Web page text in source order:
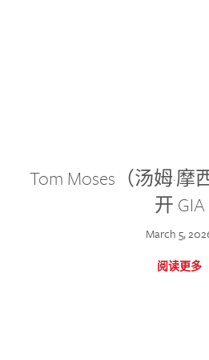
Tom Moses（汤姆·
开 GIA
March 5,
阅读更多